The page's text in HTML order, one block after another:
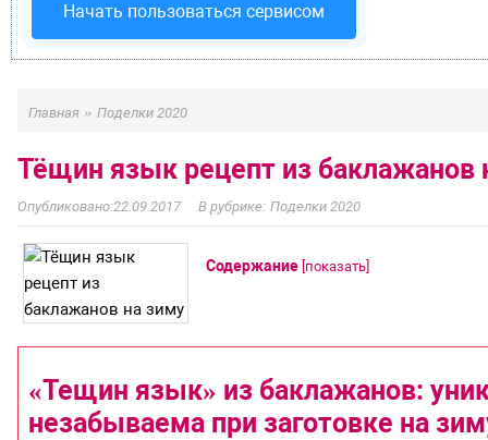
Начать пользоваться сервисом
Главная » Поделки 2020
Тёщин язык рецепт из баклажанов
22.09.2017 Поделки 2020
Содержание [показать]
«Тещин язык» из баклажанов:
незабываема при заготовке на